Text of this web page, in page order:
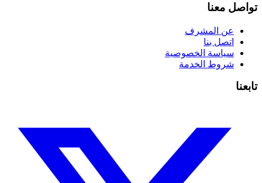
تواصل معنا
عن المشرف
اتصل بنا
سياسة الخصوصية
شروط الخدمة
تابعنا